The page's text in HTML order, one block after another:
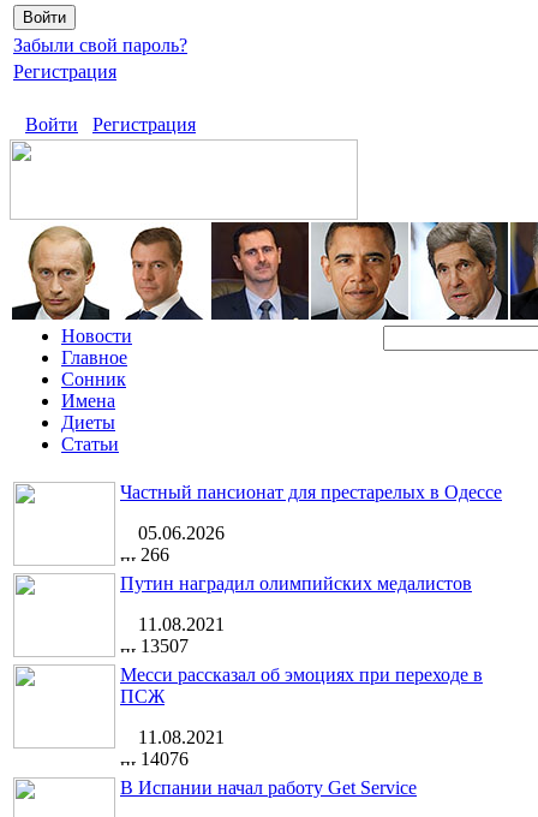
Забыли свой пароль?
Регистрация
Войти Регистрация
Новости
Главное
Сонник
Имена
Диеты
Статьи
Частный пансионат для престарелых в Одессе
05.06.2026
266
Путин наградил олимпийских медалистов
11.08.2021
13507
Месси рассказал об эмоциях при переходе в
ПСЖ
11.08.2021
14076
В Испании начал работу Get Service